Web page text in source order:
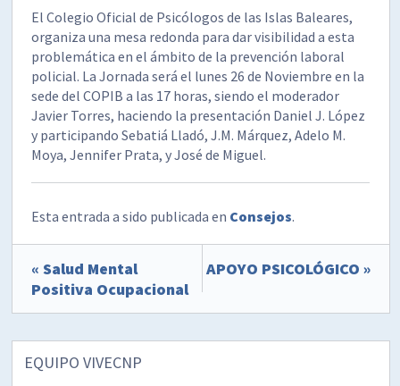
El Colegio Oficial de Psicólogos de las Islas Baleares,
organiza una mesa redonda para dar visibilidad a esta
problemática en el ámbito de la prevención laboral
policial. La Jornada será el lunes 26 de Noviembre en la
sede del COPIB a las 17 horas, siendo el moderador
Javier Torres, haciendo la presentación Daniel J. López
y participando Sebatiá Lladó, J.M. Márquez, Adelo M.
Moya, Jennifer Prata, y José de Miguel.
Esta entrada a sido publicada en Consejos.
« Salud Mental
Positiva Ocupacional
APOYO PSICOLÓGICO »
EQUIPO VIVECNP